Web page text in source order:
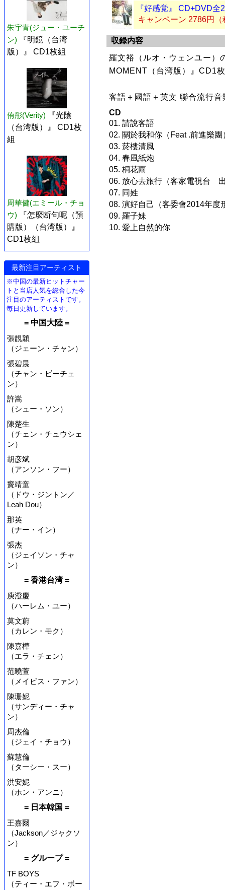
朱宇青(ジュー・ユーチ
ン)
『明鏡（台湾
版）』 CD1枚組
侑彤(Verity)
『光陰
（台湾版）』 CD1枚
組
周華健(エミール・チョ
ウ)
『怎麼断句呢（預
購版）（台湾版）』
CD1枚組
最新注目アーティスト
※中国の最新ヒットチャー
トと当店人気を総合した今
注目のアーティストです。
毎日更新しています。
= 中国大陸 =
張靚穎
（ジェーン・チャン）
張碧晨
（チャン・ビーチェ
ン）
許嵩
（シュー・ソン）
陳楚生
（チェン・チュウシェ
ン）
胡彦斌
（アンソン・フー）
竇靖童
（ドウ・ジントン／
Leah Dou）
那英
（ナー・イン）
張杰
（ジェイソン・チャ
ン）
= 香港台湾 =
庾澄慶
（ハーレム・ユー）
莫文蔚
（カレン・モク）
陳嘉樺
（エラ・チェン）
范曉萱
（メイビス・ファン）
陳珊妮
（サンディー・チャ
ン）
周杰倫
（ジェイ・チョウ）
蘇慧倫
（ターシー・スー）
洪安妮
（ホン・アンニ）
= 日本韓国 =
王嘉爾
（Jackson／ジャクソ
ン）
= グループ =
TF BOYS
（ティー・エフ・ボー
『好感覚』 CD+DVD全
キャンペーン 2786円（
収録内容
羅文裕（ルオ・ウェンユー）
MOMENT（台湾版）』CD1
客語＋國語＋英文 聯合流行
CD
01. 請說客語
02. 關於我和你（Feat .前進樂團
03. 菸樓清風
04. 春風紙炮
05. 桐花雨
06. 放心去旅行（客家電視台
07. 同姓
08. 演好自己（客委會2014年度
09. 羅子妹
10. 愛上自然的你